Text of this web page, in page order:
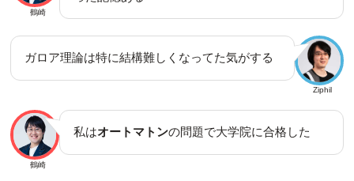
鶴崎
Ziphil
ガロア理論は特に結構難しくなってた気がする
鶴崎
私はオートマトンの問題で大学院に合格した